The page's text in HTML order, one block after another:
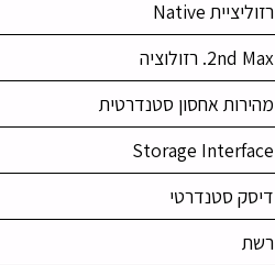
רזוליציית Native
2nd Max. רזולוציה
מהירות אחסון סטנדרטית
Storage Interface
דיסק סטנדרטי
רשת